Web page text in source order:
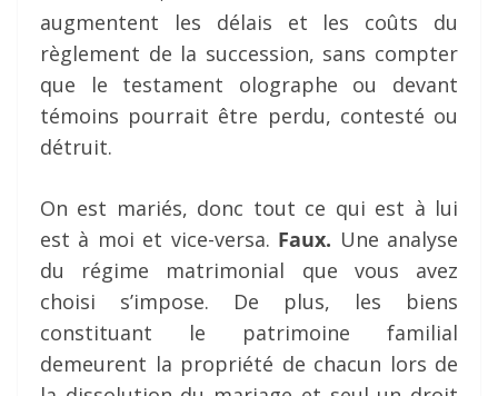
augmentent les délais et les coûts du
règlement de la succession, sans compter
que le testament olographe ou devant
témoins pourrait être perdu, contesté ou
détruit.
On est mariés, donc tout ce qui est à lui
est à moi et vice-versa. Faux. Une analyse
du régime matrimonial que vous avez
choisi s’impose. De plus, les biens
constituant le patrimoine familial
demeurent la propriété de chacun lors de